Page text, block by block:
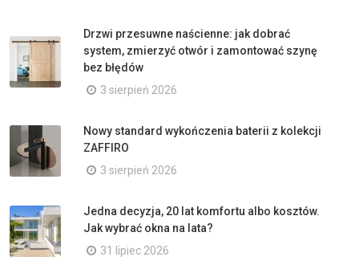
Drzwi przesuwne naścienne: jak dobrać
system, zmierzyć otwór i zamontować szynę
bez błędów
3 sierpień 2026
Nowy standard wykończenia baterii z kolekcji
ZAFFIRO
3 sierpień 2026
Jedna decyzja, 20 lat komfortu albo kosztów.
Jak wybrać okna na lata?
31 lipiec 2026